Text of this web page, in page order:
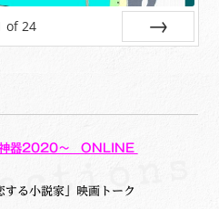
of 24
器2020～ ONLINE
する小説家」映画トーク